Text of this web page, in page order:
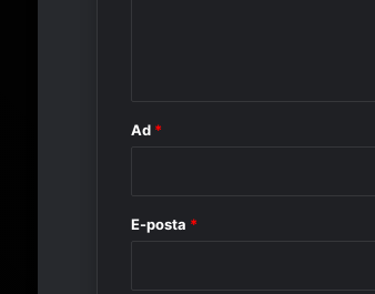
Ad *
E-posta *